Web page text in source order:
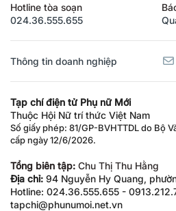
Hotline tòa soạn
024.36.555.655
Thông tin doanh nghiệp
Tạp chí điện tử Phụ nữ Mới
Thuộc Hội Nữ trí thức Việt Nam
Số giấy phép: 81/GP-BVHTTDL do Bộ
cấp ngày 12/6/2026.
Tổng biên tập: Chu Thị Thu Hằng
Địa chỉ: 94 Nguyễn Hy Quang,
Hotline: 024.36.555.655 -
tapchi@phunumoi.net.vn